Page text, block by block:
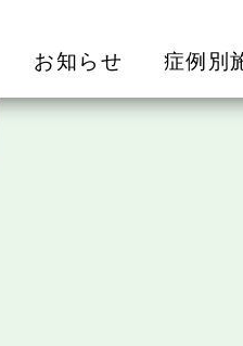
お知らせ 症例別